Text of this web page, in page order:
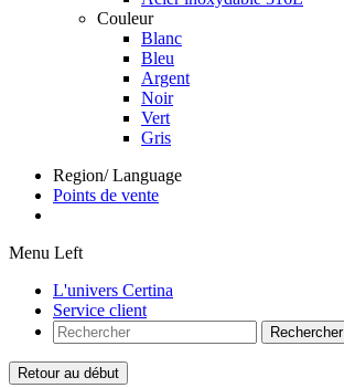
Couleur
Blanc
Bleu
Argent
Noir
Vert
Gris
Region/ Language
Points de vente
Menu Left
L'univers Certina
Service client
Rechercher
Retour au début